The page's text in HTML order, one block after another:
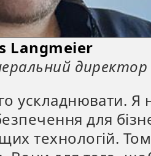
Langmeier
ускладнювати. Я
для
технологій.